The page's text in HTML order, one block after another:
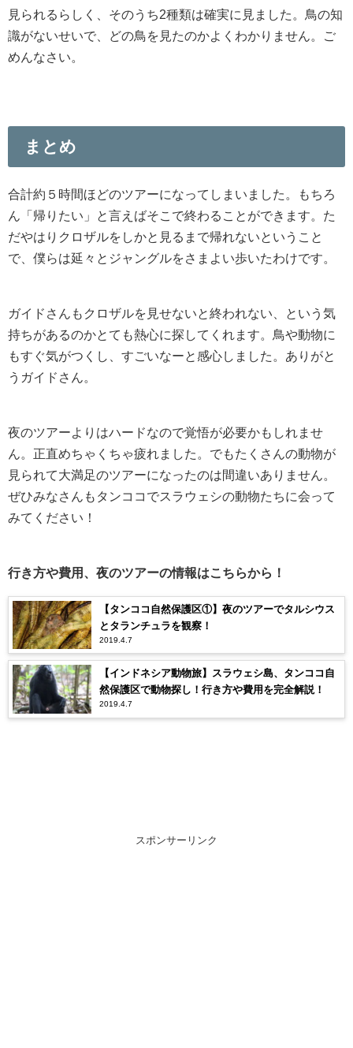
見られるらしく、そのうち2種類は確実に見ました。鳥の知
識がないせいで、どの鳥を見たのかよくわかりません。ご
めんなさい。
まとめ
合計約５時間ほどのツアーになってしまいました。もちろ
ん「帰りたい」と言えばそこで終わることができます。た
だやはりクロザルをしかと見るまで帰れないということ
で、僕らは延々とジャングルをさまよい歩いたわけです。
ガイドさんもクロザルを見せないと終われない、という気
持ちがあるのかとても熱心に探してくれます。鳥や動物に
もすぐ気がつくし、すごいなーと感心しました。ありがと
うガイドさん。
夜のツアーよりはハードなので覚悟が必要かもしれませ
ん。正直めちゃくちゃ疲れました。でもたくさんの動物が
見られて大満足のツアーになったのは間違いありません。
ぜひみなさんもタンココでスラウェシの動物たちに会って
みてください！
行き方や費用、夜のツアーの情報はこちらから！
【タンココ自然保護区①】夜のツアーでタルシウス
とタランチュラを観察！
2019.4.7
【インドネシア動物旅】スラウェシ島、タンココ自
然保護区で動物探し！行き方や費用を完全解説！
2019.4.7
スポンサーリンク